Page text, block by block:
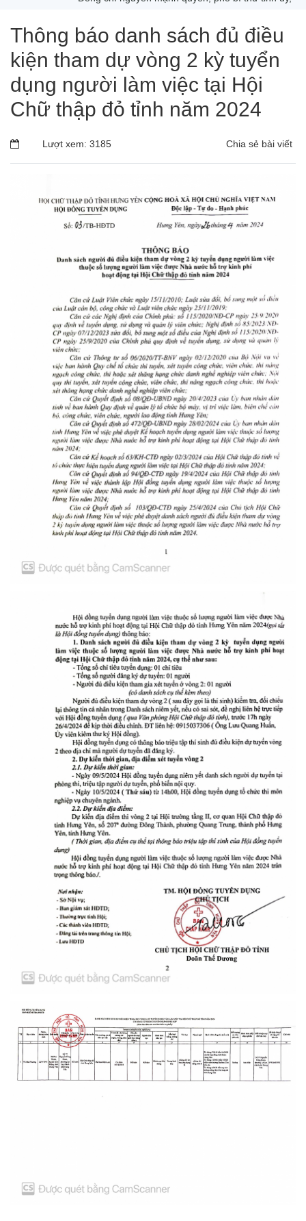
Thông báo danh sách đủ điều
kiện tham dự vòng 2 kỳ tuyển
dụng người làm việc tại Hội
Chữ thập đỏ tỉnh năm 2024
Lượt xem: 3185 Chia sẻ bài viết